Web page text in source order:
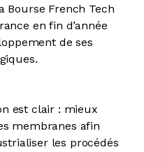
Bourse French Tech
en fin d’année
de ses
est clair : mieux
membranes afin
les procédés